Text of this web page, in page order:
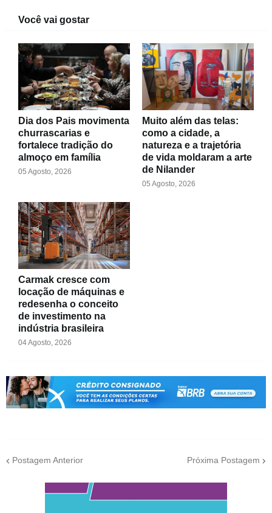
Você vai gostar
Dia dos Pais movimenta
churrascarias e
fortalece tradição do
almoço em família
05 Agosto, 2026
Muito além das telas:
como a cidade, a
natureza e a trajetória
de vida moldaram a arte
de Nilander
05 Agosto, 2026
Carmak cresce com
locação de máquinas e
redesenha o conceito
de investimento na
indústria brasileira
04 Agosto, 2026
Postagem Anterior Próxima Postagem